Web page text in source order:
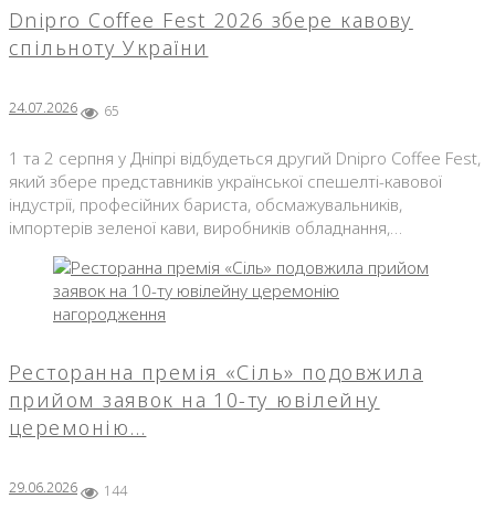
Dnipro Coffee Fest 2026 збере кавову
спільноту України
24.07.2026 65
1 та 2 серпня у Дніпрі відбудеться другий Dnipro Coffee Fest,
який збере представників української спешелті-кавової
індустрії, професійних бариста, обсмажувальників,
імпортерів зеленої кави, виробників обладнання,…
Ресторанна премія «Сіль» подовжила
прийом заявок на 10-ту ювілейну
церемонію…
29.06.2026 144